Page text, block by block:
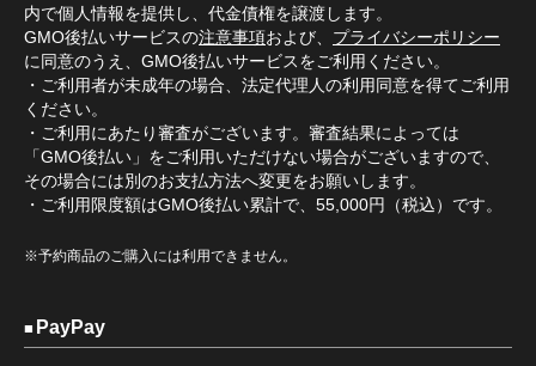
内で個人情報を提供し、代金債権を譲渡します。
GMO後払いサービスの注意事項および、 プライバシーポリシー
に同意のうえ、GMO後払いサービスをご利用ください。
・ご利用者が未成年の場合、法定代理人の利用同意を得てご利用
ください。
・ご利用にあたり審査がございます。審査結果によっては
「GMO後払い」をご利用いただけない場合がございますので、
その場合には別のお支払方法へ変更をお願いします。
・ご利用限度額はGMO後払い累計で、55,000円（税込）です。
※予約商品のご購入には利用できません。
PayPay